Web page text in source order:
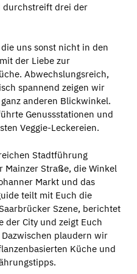
durchstreift drei der
uns sonst nicht in den
der Liebe zur
Abwechslungsreich,
spannend zeigen wir
anderen Blickwinkel.
Genussstationen und
Veggie-Leckereien.
Stadtführung
Straße, die Winkel
Markt und das
teilt mit Euch die
Szene, berichtet
der City und zeigt Euch
plaudern wir
Küche und